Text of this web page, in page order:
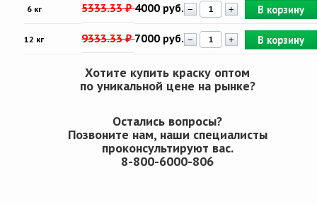
6 кг 5333.33 ₽4000 руб. − + В корзину
12 кг 9333.33 ₽7000 руб. − + В корзину
Хотите купить краску оптом
по уникальной цене на рынке?
Остались вопросы?
Позвоните нам, наши специалисты
проконсультируют вас.
8-800-6000-806